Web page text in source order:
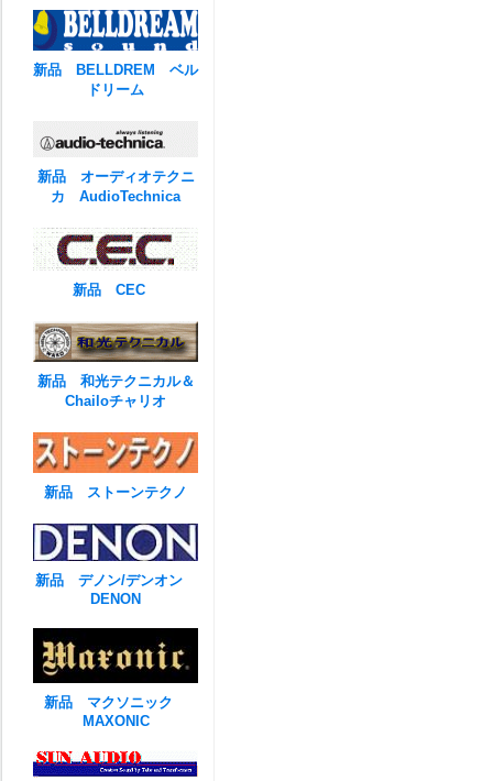
新品 BELLDREM ベル
ドリーム
新品 オーディオテクニ
カ AudioTechnica
新品 CEC
新品 和光テクニカル＆
Chailoチャリオ
新品 ストーンテクノ
新品 デノン/デンオン
DENON
新品 マクソニック
MAXONIC